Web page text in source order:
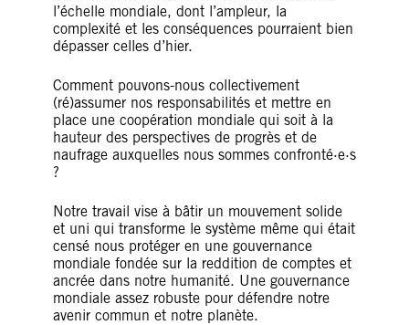
l’échelle mondiale, dont l’ampleur, la
complexité et les conséquences pourraient bien
dépasser celles d’hier.
Comment pouvons-nous collectivement
(ré)assumer nos responsabilités et mettre en
place une coopération mondiale qui soit à la
hauteur des perspectives de progrès et de
naufrage auxquelles nous sommes confronté·e·s
?
Notre travail vise à bâtir un mouvement solide
et uni qui transforme le système même qui était
censé nous protéger en une gouvernance
mondiale fondée sur la reddition de comptes et
ancrée dans notre humanité. Une gouvernance
mondiale assez robuste pour défendre notre
avenir commun et notre planète.